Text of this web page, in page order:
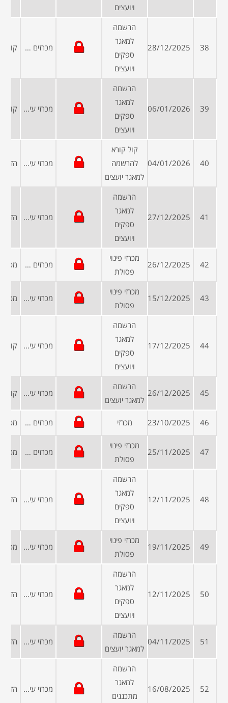
ויועצים
38
28/12/2025
הרשמה
למאגר
ספקים
ויועצים
מכרזים פומביים
39
06/01/2026
הרשמה
למאגר
ספקים
ויועצים
מכרזי עיריות ומועצות
40
04/01/2026
קול קורא
להרשמה
למאגר יועצים
מכרזי עיריות ומועצות
41
27/12/2025
הרשמה
למאגר
ספקים
ויועצים
מכרזי עיריות ומועצות
42
26/12/2025
מכרזי פינוי
פסולת
מכרזים פומביים
43
15/12/2025
מכרזי פינוי
פסולת
מכרזי עיריות ומועצות
44
17/12/2025
הרשמה
למאגר
ספקים
ויועצים
מכרזי עיריות ומועצות
45
26/12/2025
הרשמה
למאגר יועצים
מכרזי עיריות ומועצות
46
23/10/2025 מכרזי מכרזים פומביים
47
25/11/2025
מכרזי פינוי
פסולת
מכרזים פומביים
48
12/11/2025
הרשמה
למאגר
ספקים
ויועצים
מכרזי עיריות ומועצות
49
19/11/2025
מכרזי פינוי
פסולת
מכרזי עיריות ומועצות
50
12/11/2025
הרשמה
למאגר
ספקים
ויועצים
מכרזי עיריות ומועצות
51
04/11/2025
הרשמה
למאגר יועצים
מכרזי עיריות ומועצות
52
16/08/2025
הרשמה
למאגר
מתכננים
מכרזי עיריות ומועצות